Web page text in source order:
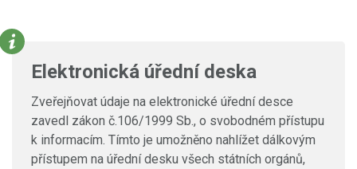
Elektronická úřední deska
Zveřejňovat údaje na elektronické úřední desce
zavedl zákon č.106/1999 Sb., o svobodném přístupu
k informacím. Tímto je umožněno nahlížet dálkovým
přístupem na úřední desku všech státních orgánů,